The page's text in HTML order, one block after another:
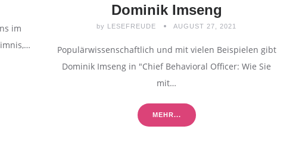
im
Dominik Imseng
by LESEFREUDE AUGUST 27, 2021
Populärwissenschaftlich und mit vielen Beispielen gibt
Dominik Imseng in "Chief Behavioral Officer: Wie Sie
mit…
MEHR...